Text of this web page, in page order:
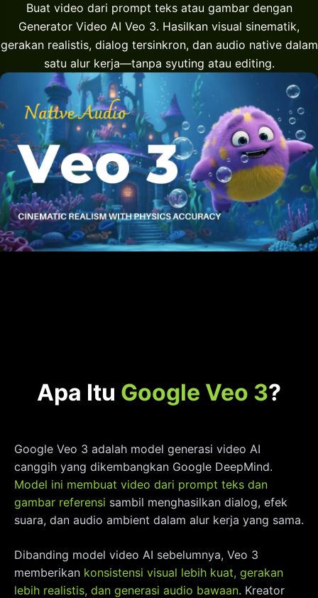
Buat video dari prompt teks atau gambar dengan
Generator Video AI Veo 3. Hasilkan visual sinematik,
gerakan realistis, dialog tersinkron, dan audio native dalam
satu alur kerja—tanpa syuting atau editing.
Apa Itu Google Veo 3?
Google Veo 3 adalah model generasi video AI
canggih yang dikembangkan Google DeepMind.
Model ini membuat video dari prompt teks dan
gambar referensi sambil menghasilkan dialog, efek
suara, dan audio ambient dalam alur kerja yang sama.
Dibanding model video AI sebelumnya, Veo 3
memberikan konsistensi visual lebih kuat, gerakan
lebih realistis, dan generasi audio bawaan. Kreator